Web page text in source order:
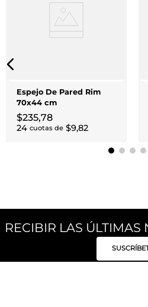
Espejo De Pared Rim
70x44 cm
$235,78
24 cuotas de $9,82
RECIBIR LAS ÚLTIMAS